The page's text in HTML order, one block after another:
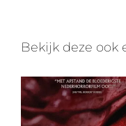
Bekijk deze ook